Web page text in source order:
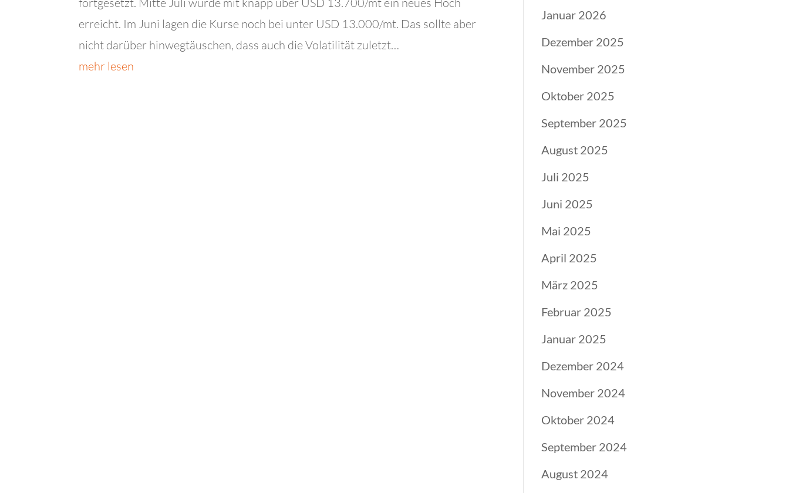
erreicht. Im Juni lagen die Kurse noch bei unter USD 13.000/mt. Das sollte aber
nicht darüber hinwegtäuschen, dass auch die Volatilität zuletzt…
mehr lesen
Januar 2026
Dezember 2025
November 2025
Oktober 2025
September 2025
August 2025
Juli 2025
Juni 2025
Mai 2025
April 2025
März 2025
Februar 2025
Januar 2025
Dezember 2024
November 2024
Oktober 2024
September 2024
August 2024